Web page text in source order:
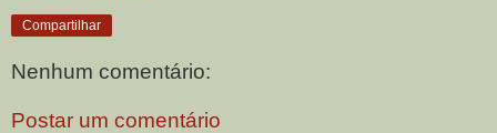
Compartilhar
Nenhum comentário:
Postar um comentário